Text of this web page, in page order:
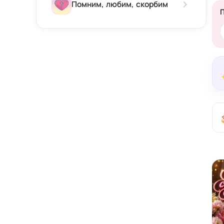
Помним, любим, скорбим